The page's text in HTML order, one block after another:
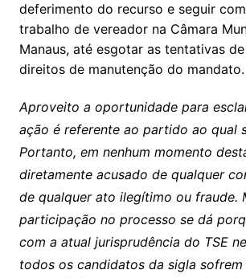
deferimento do recurso e seguir
trabalho de vereador na Câmara
Manaus, até esgotar as tentativas
direitos de manutenção do mandato.
Aproveito a oportunidade para
ação é referente ao partido ao qual
Portanto, em nenhum momento
diretamente acusado de qualquer
de qualquer ato ilegítimo ou fraude.
participação no processo se dá
com a atual jurisprudência do TSE
todos os candidatos da sigla